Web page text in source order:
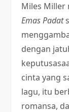
Miles Miller
Emas Padat
dengan
cinta yang
lagu, itu
romansa,